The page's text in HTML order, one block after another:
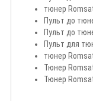
тюнер
Пульт до
Пульт до
Пульт для
тюнер
Тюнер
Тюнер